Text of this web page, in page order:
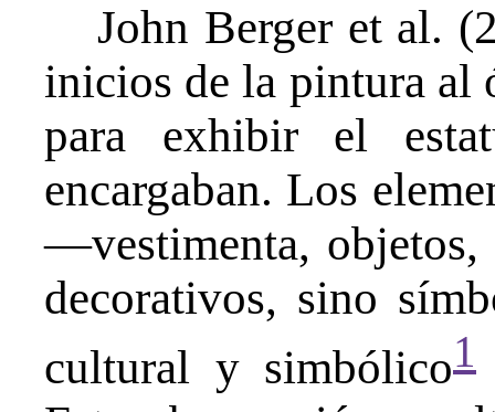
John Berger et al.
inicios de la pintura al
para exhibir el
encargaban. Los
—vestimenta, objetos,
decorativos, sino
cultural y simbólico1